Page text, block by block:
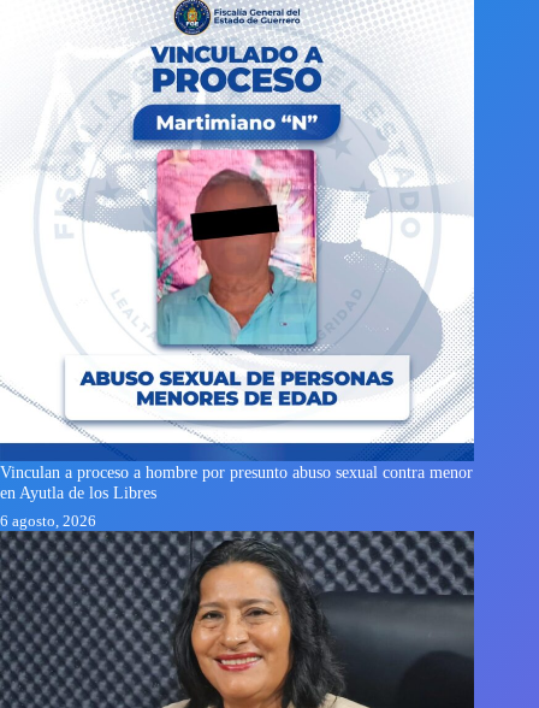
Vinculan a proceso a hombre por presunto abuso sexual contra menor
en Ayutla de los Libres
6 agosto, 2026